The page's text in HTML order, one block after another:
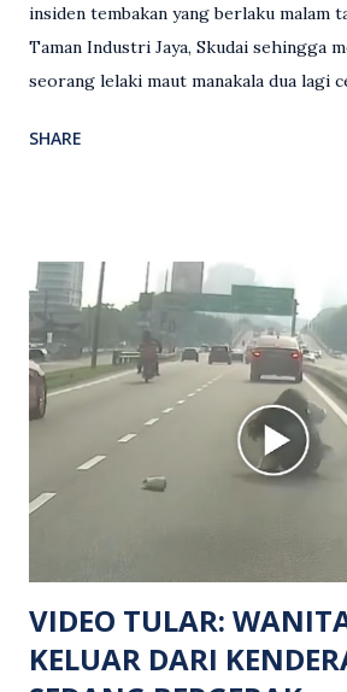
insiden tembakan yang berlaku malam
Taman Industri Jaya, Skudai sehingga
seorang lelaki maut manakala dua lagi
kejadian berlaku sekitar jam 11 malam
hiburan di kawasan berkenaan. Seorang
meninggal dunia di lokasi kejadian
manakala seorang lagi mangsa
Turut dipercayai terdapat seorang lagi
namun identitinya masih belum dikenal
keluar dari lokasi oleh kenalannya.
mengesan dua suspek yang masih
siasatan lanjut. Kes disiasat mengikut
Keseksaan kerana membunuh. Orang
maklumat diminta t...
SHARE
VIDEO TULAR:
KELUAR DARI